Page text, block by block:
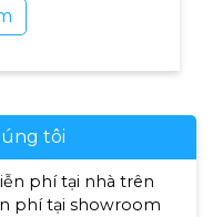
tôi
phí tại nhà trên
phí tại showroom